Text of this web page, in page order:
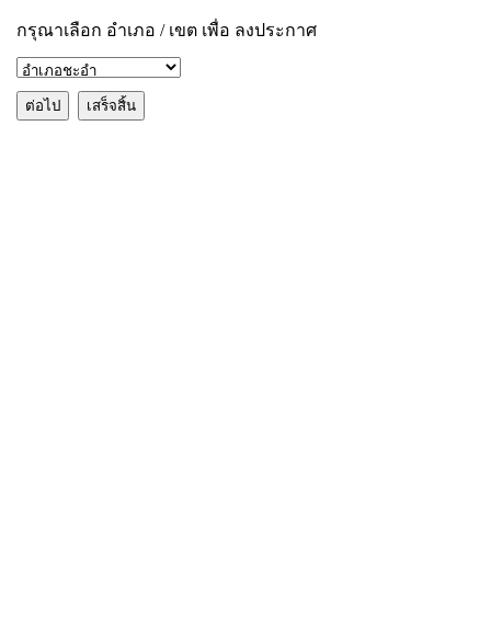
กรุณาเลือก อำเภอ / เขต เพื่อ ลงประกาศ